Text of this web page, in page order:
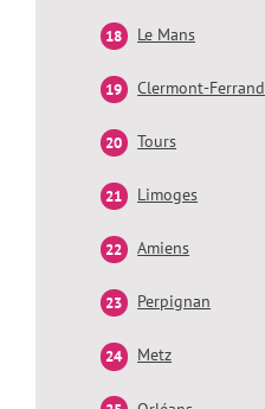
Le Mans
Clermont-Ferrand
Tours
Limoges
Amiens
Perpignan
Metz